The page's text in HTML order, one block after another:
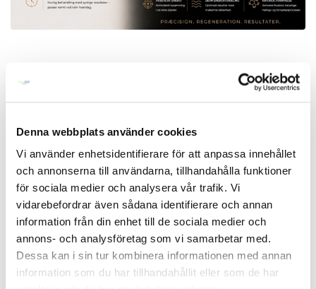
Denna webbplats använder cookies
Vi använder enhetsidentifierare för att anpassa innehållet
och annonserna till användarna, tillhandahålla funktioner
för sociala medier och analysera vår trafik. Vi
vidarebefordrar även sådana identifierare och annan
information från din enhet till de sociala medier och
annons- och analysföretag som vi samarbetar med.
Dessa kan i sin tur kombinera informationen med annan
information som du har tillhandahållit eller som de har
Alle hudtyper
Sikker og velegnet til alle hudtyper og hudtoner — inklusive
mørkere hud.
Kontrolleret regenerering
XERF™ er udviklet til at stimulere hudens naturlige
fornyelsesprocesser på en mere kontrolleret måde — uden unødig
varmepåvirkning eller overdreven belastning af huden.